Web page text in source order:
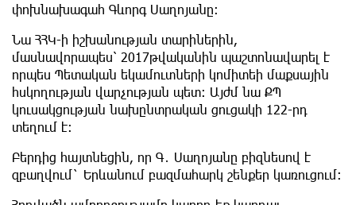
փոխնախագահ Գևորգ Սաղոյանը։
Նա ՀՀԿ-ի իշխանության տարիներին,
մասնավորապես՝ 2017թվականին պաշտոնավարել է
որպես Պետական եկամուտների կոմիտեի մաքսային
հսկողության վարչության պետ։ Այժմ նա ՔՊ
կուսակցության նախընտրական ցուցակի 122-րդ
տեղում է։
Բերդից հայտնեցին, որ Գ․ Սաղոյանը բիզնեսով է
զբաղվում` Երևանում բազմահարկ շենքեր կառուցում։